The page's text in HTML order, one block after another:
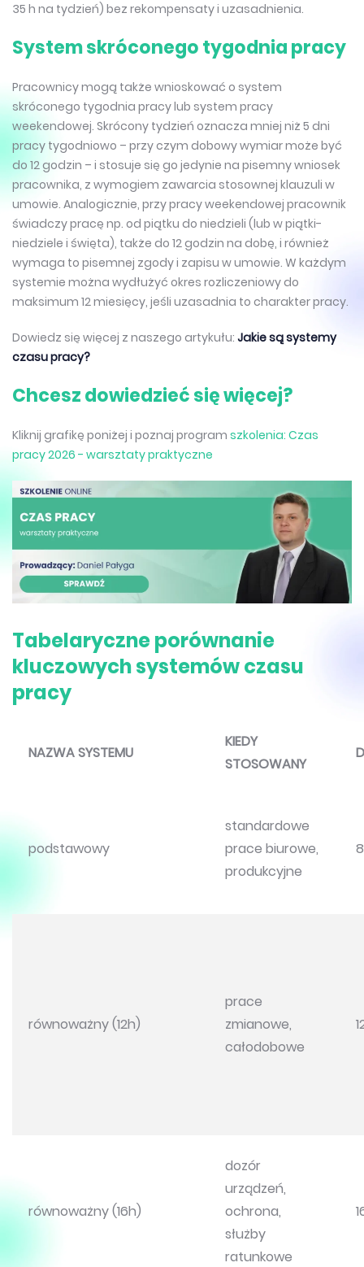
35 h na tydzień) bez rekompensaty i uzasadnienia.
System skróconego tygodnia pracy
Pracownicy mogą także wnioskować o system
skróconego tygodnia pracy lub system pracy
weekendowej. Skrócony tydzień oznacza mniej niż 5 dni
pracy tygodniowo – przy czym dobowy wymiar może być
do 12 godzin – i stosuje się go jedynie na pisemny wniosek
pracownika, z wymogiem zawarcia stosownej klauzuli w
umowie. Analogicznie, przy pracy weekendowej pracownik
świadczy pracę np. od piątku do niedzieli (lub w piątki-
niedziele i święta), także do 12 godzin na dobę, i również
wymaga to pisemnej zgody i zapisu w umowie. W każdym
systemie można wydłużyć okres rozliczeniowy do
maksimum 12 miesięcy, jeśli uzasadnia to charakter pracy.
Dowiedz się więcej z naszego artykułu: Jakie są systemy
czasu pracy?
Chcesz dowiedzieć się więcej?
Kliknij grafikę poniżej i poznaj program szkolenia: Czas
pracy 2026 - warsztaty praktyczne
Tabelaryczne porównanie
kluczowych systemów czasu
pracy
NAZWA SYSTEMU
KIEDY
STOSOWANY
podstawowy
standardowe
prace biurowe,
produkcyjne
równoważny (12h)
prace
zmianowe,
całodobowe
równoważny (16h)
dozór
urządzeń,
ochrona,
służby
ratunkowe